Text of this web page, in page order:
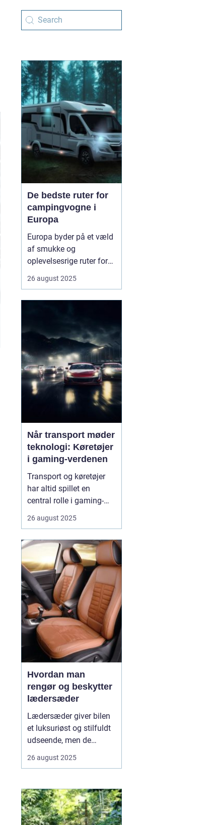
De bedste ruter for
campingvogne i
Europa
Europa byder på et væld
af smukke og
oplevelsesrige ruter for
kystnære veje med
charmerende landsbyer,
er mulighederne mange.
Campingvognen giver
friheden til ...
26 august 2025
Når transport møder
teknologi: Køretøjer
i gaming-verdenen
Transport og køretøjer
har altid spillet en
central rolle i gaming-
racingspil til futuristiske
motorcykler og lastbiler
spillerne mulighed for at
opleve fart, strategi og
teknologi p&ari...
26 august 2025
Hvordan man
rengør og beskytter
lædersæder
Lædersæder giver bilen
et luksuriøst og stilfuldt
udseende, men de
for at bevare deres
Uden korrekt rengøring
og beskyttelse kan læder
blive tør...
26 august 2025